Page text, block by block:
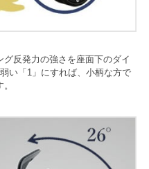
反発力の強さを座面下のダイ
い「1」にすれば、小柄な方で